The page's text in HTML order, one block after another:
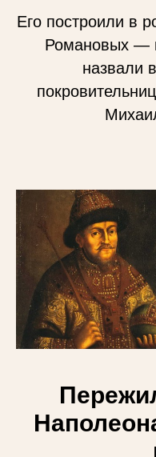
Его построили в
Романовых —
назвали